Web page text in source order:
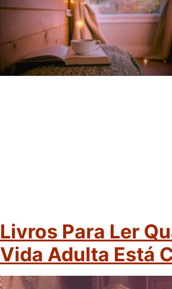
Livros Para Ler
Vida Adulta Está